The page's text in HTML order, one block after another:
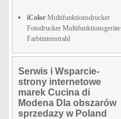
iColor Multifunktionsdrucker
Fotodrucker Multifunktionsgeräte
Farbtintenstrahl
Serwis i Wsparcie-
strony internetowe
marek Cucina di
Modena Dla obszarów
sprzedazy w Poland